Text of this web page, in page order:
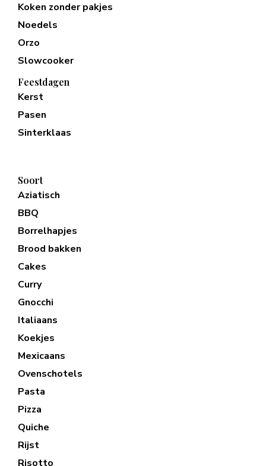
Koken zonder pakjes
Noedels
Orzo
Slowcooker
Feestdagen
Kerst
Pasen
Sinterklaas
Soort
Aziatisch
BBQ
Borrelhapjes
Brood bakken
Cakes
Curry
Gnocchi
Italiaans
Koekjes
Mexicaans
Ovenschotels
Pasta
Pizza
Quiche
Rijst
Risotto